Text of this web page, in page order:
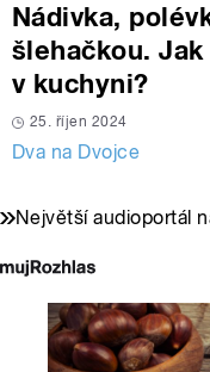
Nádivka,
šlehačkou.
v kuchyni?
25. říjen 2024
Dva na Dvojce
Největší audioportál